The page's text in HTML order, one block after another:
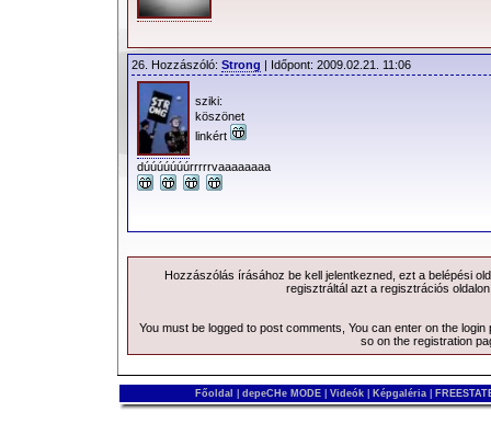
26. Hozzászóló: Strong | Időpont: 2009.02.21. 11:06
sziki:
köszönet
linkért
dúúúúúúúrrrrrvaaaaaaaa
Hozzászólás írásához be kell jelentkezned, ezt a belépési
regisztráltál azt a regisztrációs
You must be logged to post comments, You can enter on the login
so on the registration
Főoldal depeCHe MODE Videók Képgaléria